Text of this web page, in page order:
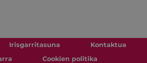
Irisgarritasuna
Kontaktua
Cookien politika